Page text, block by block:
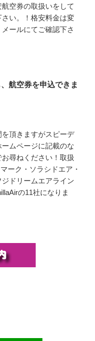
空券の取扱いをして
い。！格安料金は変
ールにてご確認下さ
航空券を申込できま
頂きますがスピーデ
ムページに記載のな
尋ねください！取扱
ーク・ソラシドエア・
ドリームエアライン
の11社になりま